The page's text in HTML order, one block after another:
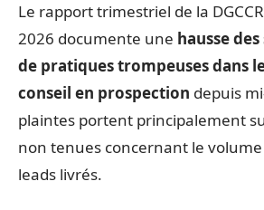
Le rapport trimestriel de la
2026 documente une hausse
de pratiques trompeuses dans
conseil en prospection depuis
plaintes portent principalement
non tenues concernant le
leads livrés.